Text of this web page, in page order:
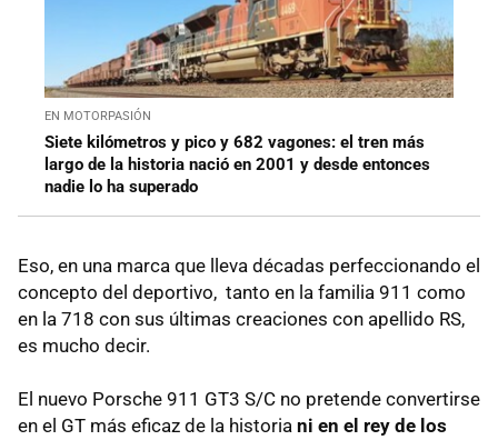
EN MOTORPASIÓN
Siete kilómetros y pico y 682 vagones: el tren más
largo de la historia nació en 2001 y desde entonces
nadie lo ha superado
Eso, en una marca que lleva décadas perfeccionando el
concepto del deportivo, tanto en la familia 911 como
en la 718 con sus últimas creaciones con apellido RS,
es mucho decir.
El nuevo Porsche 911 GT3 S/C no pretende convertirse
en el GT más eficaz de la historia ni en el rey de los